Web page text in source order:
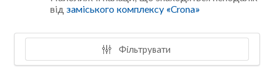
відзаміського комплексу «Crona»
Фільтрувати